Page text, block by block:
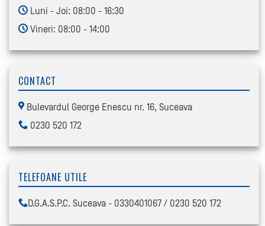
Luni - Joi: 08:00 - 16:30
Vineri: 08:00 - 14:00
CONTACT
Bulevardul George Enescu nr. 16, Suceava
0230 520 172
TELEFOANE UTILE
D.G.A.S.P.C. Suceava - 0330401067 / 0230 520 172